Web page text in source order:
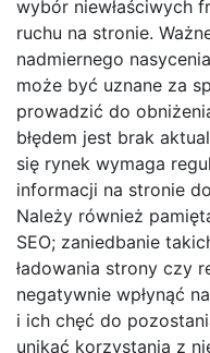
wybór niewłaściwych
ruchu na stronie.
nadmiernego
może być uznane za
prowadzić do
błędem jest brak
się rynek wymaga
informacji na stronie
Należy również
SEO; zaniedbanie
ładowania strony czy
negatywnie wpłynąć
i ich chęć do
unikać korzystania z